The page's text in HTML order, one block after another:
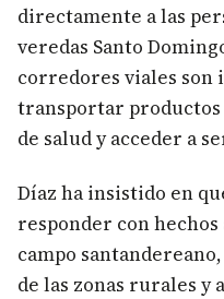
directamente a las
veredas Santo
corredores viales son
transportar
de salud y acceder a
Díaz ha insistido en
responder con hechos
campo
de las zonas rurales y